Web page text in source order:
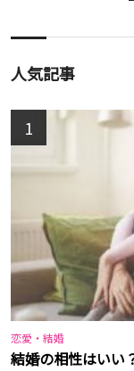
人気記事
1
恋愛・結婚
結婚の相性はいい